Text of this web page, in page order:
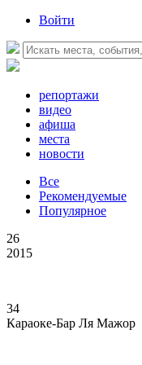
Войти
репортажи
видео
афиша
места
новости
Все
Рекомендуемые
Популярное
26
2015
34
Караоке-Бар Ля Мажор